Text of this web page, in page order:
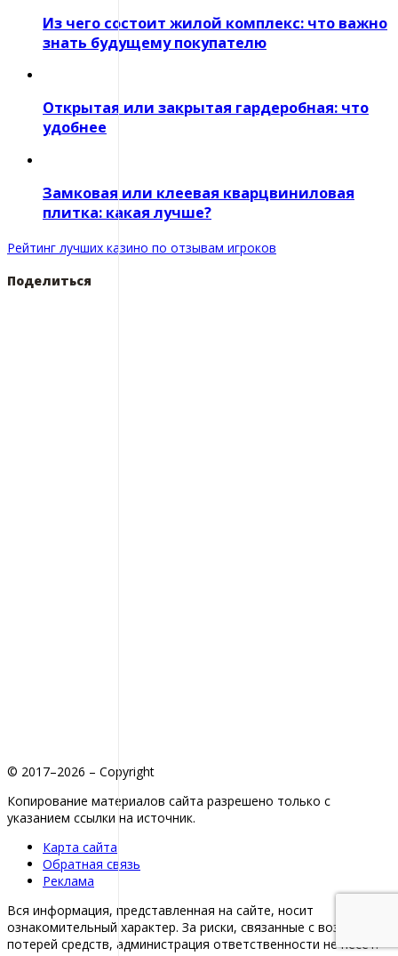
Из чего состоит жилой комплекс: что важно
знать будущему покупателю
Открытая или закрытая гардеробная: что
удобнее
Замковая или клеевая кварцвиниловая
плитка: какая лучше?
Рейтинг лучших казино по отзывам игроков
Поделиться
© 2017–2026 – Copyright
Копирование материалов сайта разрешено только с
указанием ссылки на источник.
Карта сайта
Обратная связь
Реклама
Вся информация, представленная на сайте, носит
ознакомительный характер. За риски, связанные с возможной
потерей средств, администрация ответственности не несет.